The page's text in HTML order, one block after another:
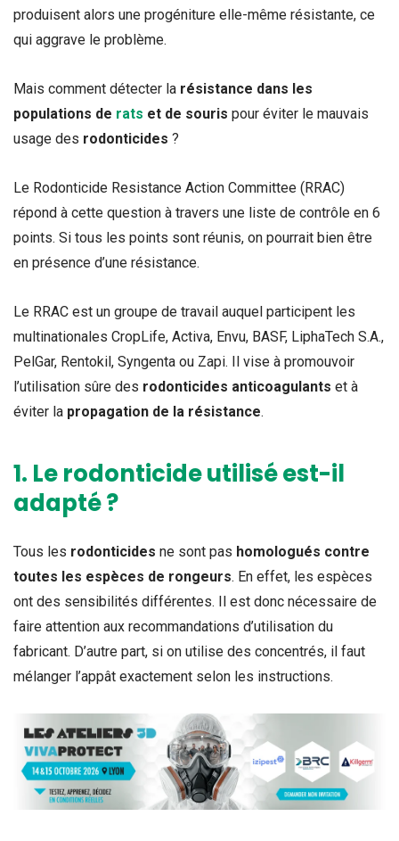
produisent alors une progéniture elle-même résistante, ce
qui aggrave le problème.
Mais comment détecter la résistance dans les
populations de rats et de souris pour éviter le mauvais
usage des rodonticides ?
Le Rodonticide Resistance Action Committee (RRAC)
répond à cette question à travers une liste de contrôle en 6
points. Si tous les points sont réunis, on pourrait bien être
en présence d’une résistance.
Le RRAC est un groupe de travail auquel participent les
multinationales CropLife, Activa, Envu, BASF, LiphaTech S.A.,
PelGar, Rentokil, Syngenta ou Zapi. Il vise à promouvoir
l’utilisation sûre des rodonticides anticoagulants et à
éviter la propagation de la résistance.
1. Le rodonticide utilisé est-il
adapté ?
Tous les rodonticides ne sont pas homologués contre
toutes les espèces de rongeurs. En effet, les espèces
ont des sensibilités différentes. Il est donc nécessaire de
faire attention aux recommandations d’utilisation du
fabricant. D’autre part, si on utilise des concentrés, il faut
mélanger l’appât exactement selon les instructions.